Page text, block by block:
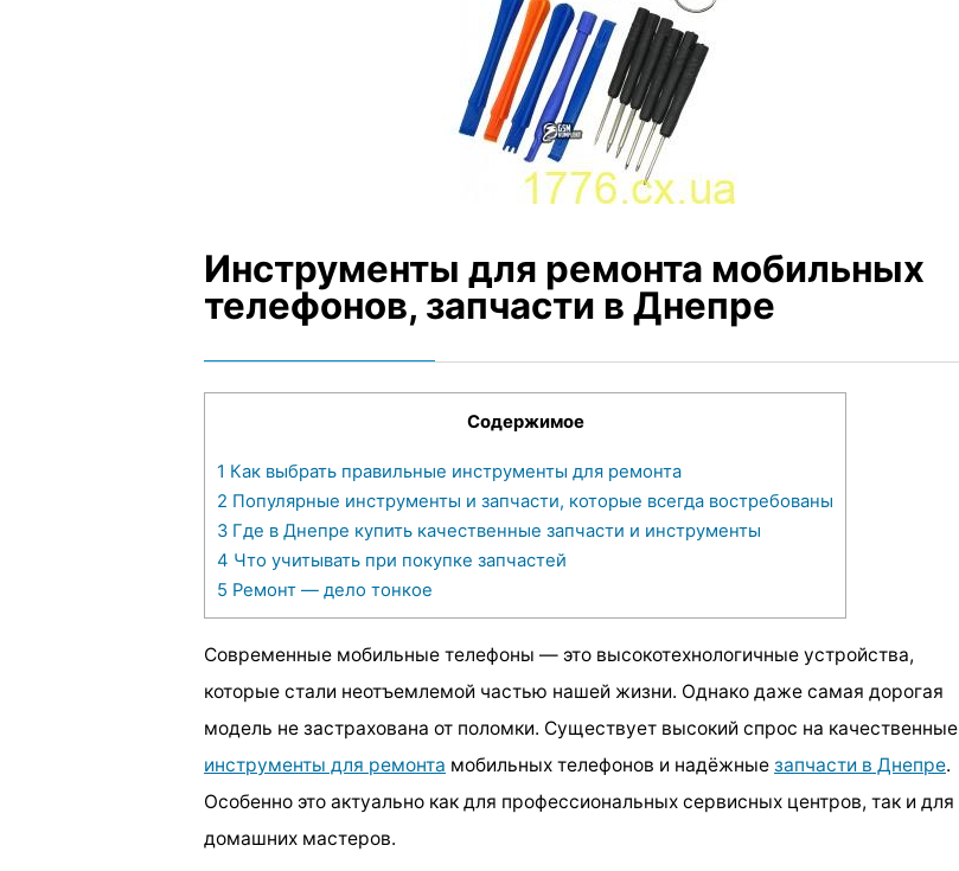
Инструменты для ремонта мобильных
телефонов, запчасти в Днепре
Содержимое
1 Как выбрать правильные инструменты для ремонта
2 Популярные инструменты и запчасти, которые всегда востребованы
3 Где в Днепре купить качественные запчасти и инструменты
4 Что учитывать при покупке запчастей
5 Ремонт — дело тонкое
Современные мобильные телефоны — это высокотехнологичные устройства,
которые стали неотъемлемой частью нашей жизни. Однако даже самая дорогая
модель не застрахована от поломки. Существует высокий спрос на качественные
инструменты для ремонта мобильных телефонов и надёжные запчасти в Днепре.
Особенно это актуально как для профессиональных сервисных центров, так и для
домашних мастеров.